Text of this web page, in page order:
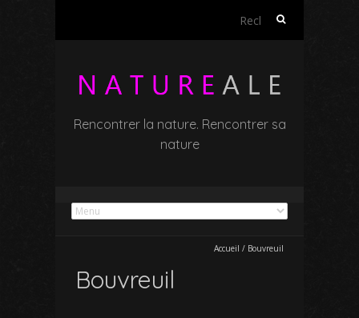
Rechercher :
Rencontrer la nature. Rencontrer sa
nature
Accueil / Bouvreuil
Bouvreuil